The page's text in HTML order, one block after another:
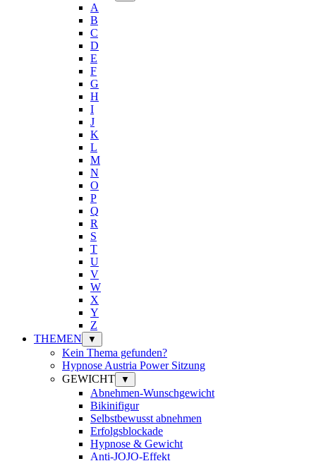
A
B
C
D
E
F
G
H
I
J
K
L
M
N
O
P
Q
R
S
T
U
V
W
X
Y
Z
THEMEN
▼
Kein Thema gefunden?
Hypnose Austria Power Sitzung
GEWICHT
▼
Abnehmen-Wunschgewicht
Bikinifigur
Selbstbewusst abnehmen
Erfolgsblockade
Hypnose & Gewicht
Anti-JOJO-Effekt